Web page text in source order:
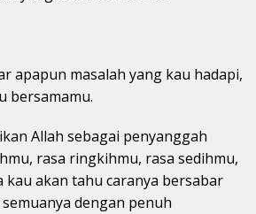
apapun masalah yang kau hadapi,
bersamamu.
Allah sebagai penyanggah
rasa ringkihmu, rasa sedihmu,
kau akan tahu caranya bersabar
dengan penuh